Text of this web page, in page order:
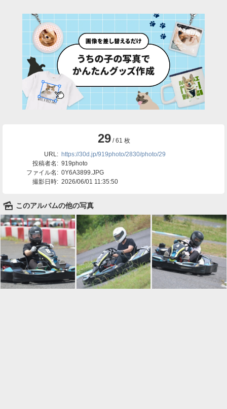
29/ 61 枚
URL: https://30d.jp/919photo/2830/photo/29
投稿者名: 919photo
ファイル名: 0Y6A3899.JPG
撮影日時: 2026/06/01 11:35:50
🌄 このアルバムの他の写真